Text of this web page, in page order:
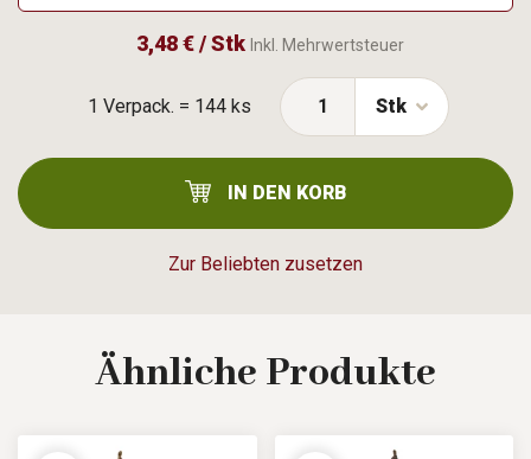
1 Verpack. = 144 ks
Zur Beliebten zusetzen
3,48 € / Stk Inkl. Mehrwertsteuer
Stk
IN DEN KORB
Ähnliche Produkte